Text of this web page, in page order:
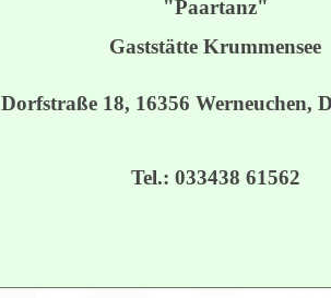
"Paartanz"
Gaststätte Krummensee
Dorfstraße 18, 16356 Werneuchen,
Tel.: 033438 61562